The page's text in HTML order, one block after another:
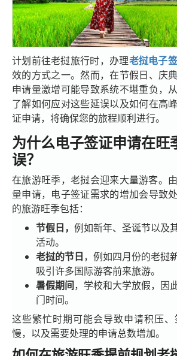
计划前往老挝旅行时，办理老挝电子
效的方式之一。然而，在节假日、庆
申请量激增可能导致系统不堪重负，
了解如何应对这些延误以及如何在高
证申请，将确保您的旅程顺利进行。
为什么电子签证申请在旺
误？
在旅游旺季，老挝会迎来大量游客。
量申请，电子签证需求的增加会导致
的旅游旺季包括：
节假日， 例如新年、圣诞节以及
活动。
老挝的节日，例如四月份的老挝
吸引许多国际游客前来旅游。
暑假期间，学校和大学放假，因
门时间。
这些繁忙时期可能会导致申请积压
慢，以及需要处理的申请总数增加。